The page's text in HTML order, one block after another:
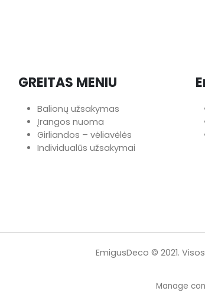
GREITAS MENIU
Balionų užsakymas
Įrangos nuoma
Girliandos – vėliavėlės
Individualūs užsakymai
EmigusDeco © 2021.
Manage